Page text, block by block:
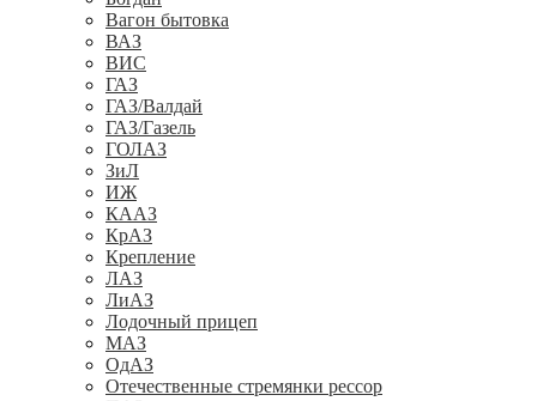
Вагон бытовка
ВАЗ
ВИС
ГАЗ
ГАЗ/Валдай
ГАЗ/Газель
ГОЛАЗ
ЗиЛ
ИЖ
КААЗ
КрАЗ
Крепление
ЛАЗ
ЛиАЗ
Лодочный прицеп
МАЗ
ОдАЗ
Отечественные стремянки рессор